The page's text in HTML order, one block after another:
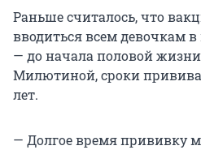
Раньше считалось, что
вводиться всем девочкам в
— до начала половой
Милютиной, сроки
лет.
— Долгое время прививку